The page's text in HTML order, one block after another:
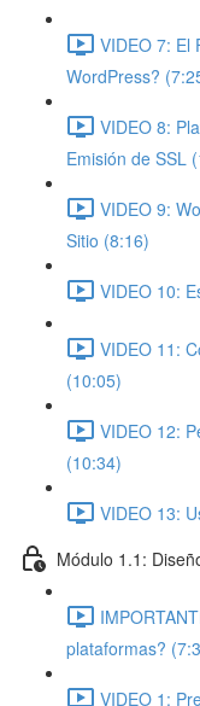
VIDEO 7: El
WordPress?
VIDEO 8:
Emisión de SSL
VIDEO 9:
Sitio (8:16)
VIDEO 10:
VIDEO 11:
(10:05)
VIDEO 12:
(10:34)
VIDEO 13:
Módulo 1.1:
plataformas?
VIDEO 1: